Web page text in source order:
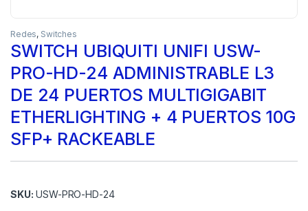
Redes, Switches
SWITCH UBIQUITI UNIFI USW-
PRO-HD-24 ADMINISTRABLE L3
DE 24 PUERTOS MULTIGIGABIT
ETHERLIGHTING + 4 PUERTOS 10G
SFP+ RACKEABLE
SKU: USW-PRO-HD-24